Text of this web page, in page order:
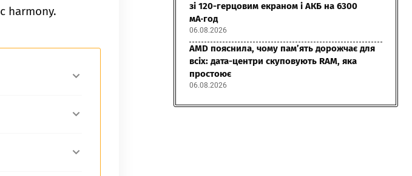
harmony.
зі 120-герцовим екраном і АКБ на 6300
мА·год
06.08.2026
AMD пояснила, чому пам’ять дорожчає для
всіх: дата-центри скуповують RAM, яка
простоює
06.08.2026